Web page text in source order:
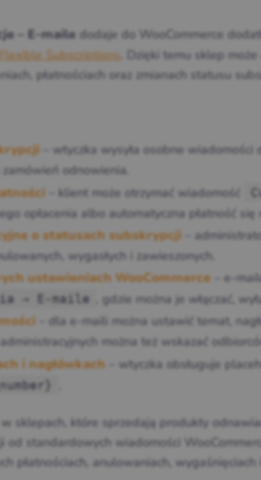
– E-maile dodaje do WooCommerce
Flexible Subscriptions. Dzięki temu sklep
płatnościach oraz zmianach statusu
– wtyczka wysyła osobne wiadomości
odnowienia.
– klient może otrzymać wiadomość
opłacenia albo automatyczna płatność się
o statusach subskrypcji –
wygasłych i zawieszonych.
ustawieniach WooCommerce– e-
→ E-maile , gdzie można je włączać,
– dla e-maili można ustawić temat,
można też wskazać
i nagłówkach– wtyczka obsługuje
sklepach, które sprzedają produkty
od standardowych wiadomości
płatnościach, anulowaniach,